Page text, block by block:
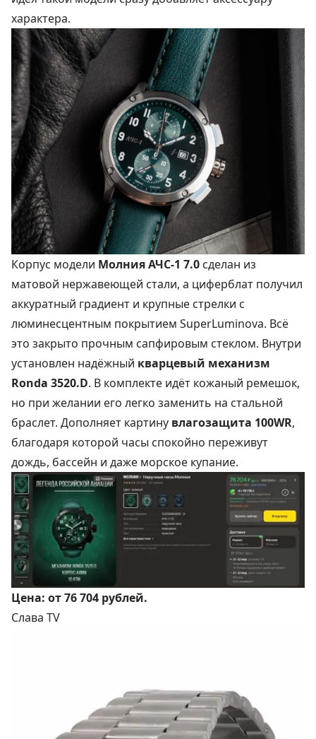
характера.
Корпус модели Молния АЧС‑1 7.0 сделан из
матовой нержавеющей стали, а циферблат получил
аккуратный градиент и крупные стрелки с
люминесцентным покрытием SuperLuminova. Всё
это закрыто прочным сапфировым стеклом. Внутри
установлен надёжный кварцевый механизм
Ronda 3520.D. В комплекте идёт кожаный ремешок,
но при желании его легко заменить на стальной
браслет. Дополняет картину влагозащита 100WR,
благодаря которой часы спокойно переживут
дождь, бассейн и даже морское купание.
Цена: от 76 704 рублей.
Слава TV